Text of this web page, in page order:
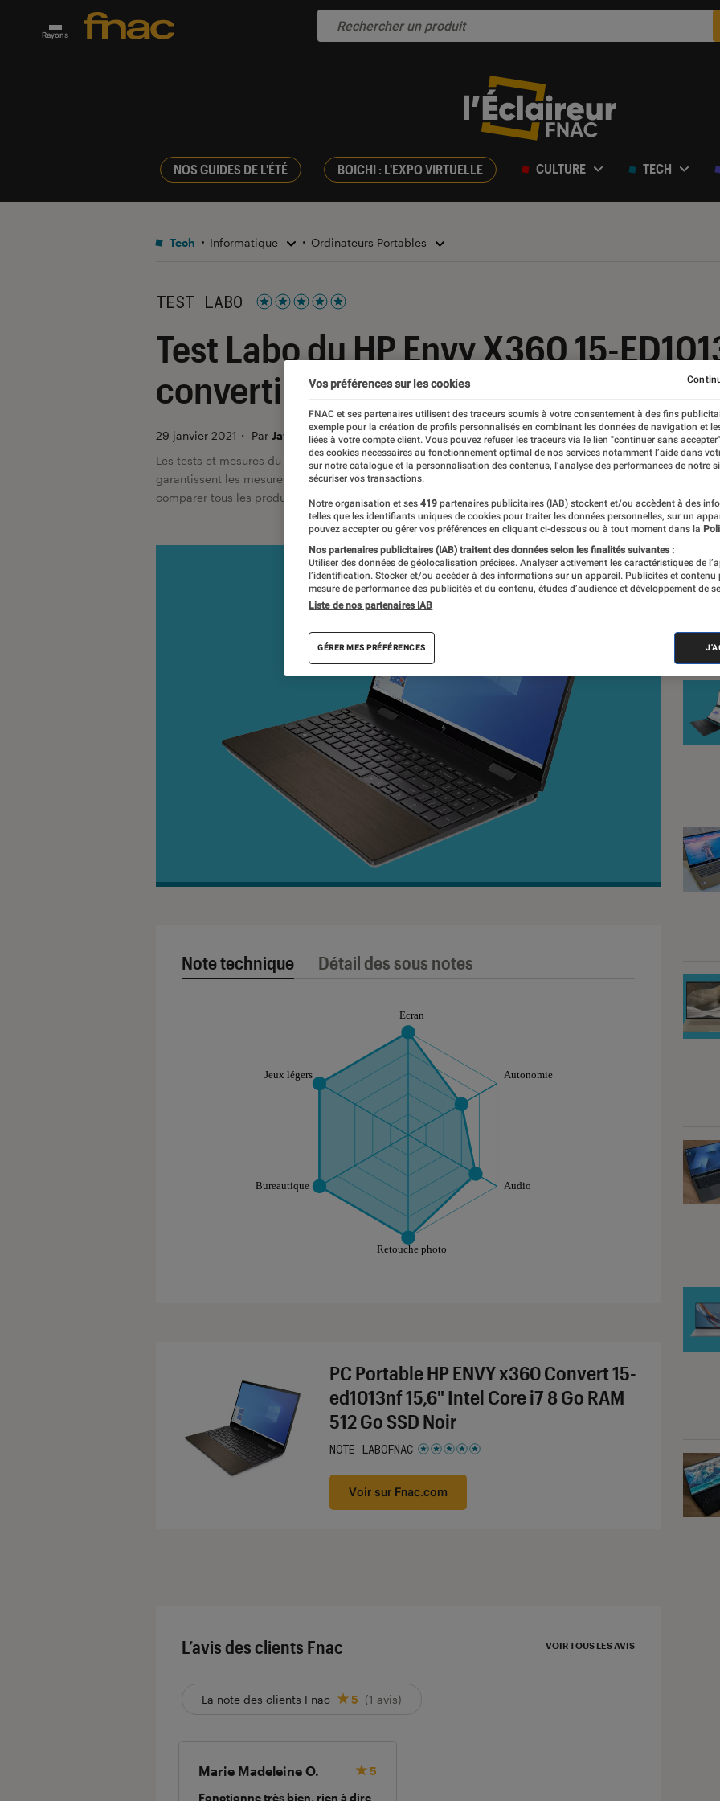
Rayons
NOS GUIDES DE L'ÉTÉ BOICHI : L'EXPO VIRTUELLE CULTURE TECH
Tech Informatique Ordinateurs Portables
TEST LABO
Test Labo du HP Envy X360 15-
convertible s’offre un écran 4K
29 janvier 2021 ・ Par Javare Traoré
Les tests et mesures du Labo Fnac sont réalisés en toute indépendance du commerce ou des fabricants
garantissent les mesures grâce à leur expertise, et aux équipements de mesures les plus précis. Pour en
comparer tous les produits, visitez notre
comparateur
Note technique Détail des sous notes
PC Portable HP ENVY x360 Convert 15-
ed1013nf 15,6" Intel Core i7 8 Go RAM
512 Go SSD Noir
NOTE LABOFNAC
Noté 5 étoiles sur 5
Voir sur Fnac.com
L’avis des clients Fnac VOIR TOUS LES AVIS
La note des clients Fnac 5 (1 avis)
Marie Madeleine O.
5
Fonctionne très bien, rien à dire
VOIR
Vos préférences sur les cookies
FNAC et ses partenaires utilisent des traceurs soumis à votre consentement à des fins
exemple pour la création de profils personnalisés en combinant les données de navigation et
liées à votre compte client. Vous pouvez refuser les traceurs via le lien "continuer sans
des cookies nécessaires au fonctionnement optimal de nos services notamment l’aide dans
sur notre catalogue et la personnalisation des contenus, l’analyse des performances de notre
sécuriser vos transactions.
Notre organisation et ses 419 partenaires publicitaires (IAB) stockent et/ou accèdent à des
telles que les identifiants uniques de cookies pour traiter les données personnelles, sur un
pouvez accepter ou gérer vos préférences en cliquant ci-dessous ou à tout moment dans la
Nos partenaires publicitaires (IAB) traitent des données selon les finalités suivantes :
Utiliser des données de géolocalisation précises. Analyser activement les caractéristiques de
l’identification. Stocker et/ou accéder à des informations sur un appareil. Publicités et contenu
mesure de performance des publicités et du contenu, études d’audience et développement de
Liste de nos partenaires IAB
GÉRER MES PRÉFÉRENCES